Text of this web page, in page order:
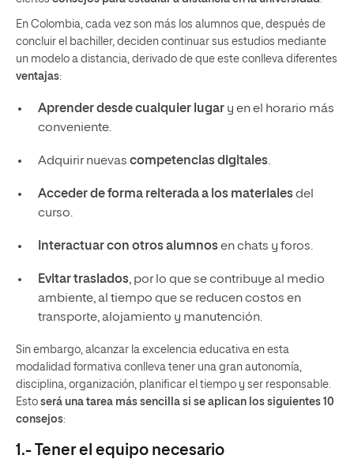
En Colombia, cada vez son más los alumnos que, después de
concluir el bachiller, deciden continuar sus estudios mediante
un modelo a distancia, derivado de que este conlleva diferentes
ventajas:
Aprender desde cualquier lugary en el horario más
conveniente.
Adquirir nuevas competencias digitales.
Acceder de forma reiterada a los materialesdel
curso.
Interactuar con otros alumnosen chats y foros.
Evitar traslados, por lo que se contribuye al medio
ambiente, al tiempo que se reducen costos en
transporte, alojamiento y manutención.
Sin embargo, alcanzar la excelencia educativa en esta
modalidad formativa conlleva tener una gran autonomía,
disciplina, organización, planificar el tiempo y ser responsable.
Esto será una tarea más sencilla si se aplican los siguientes 10
consejos:
1.- Tener el equipo necesario